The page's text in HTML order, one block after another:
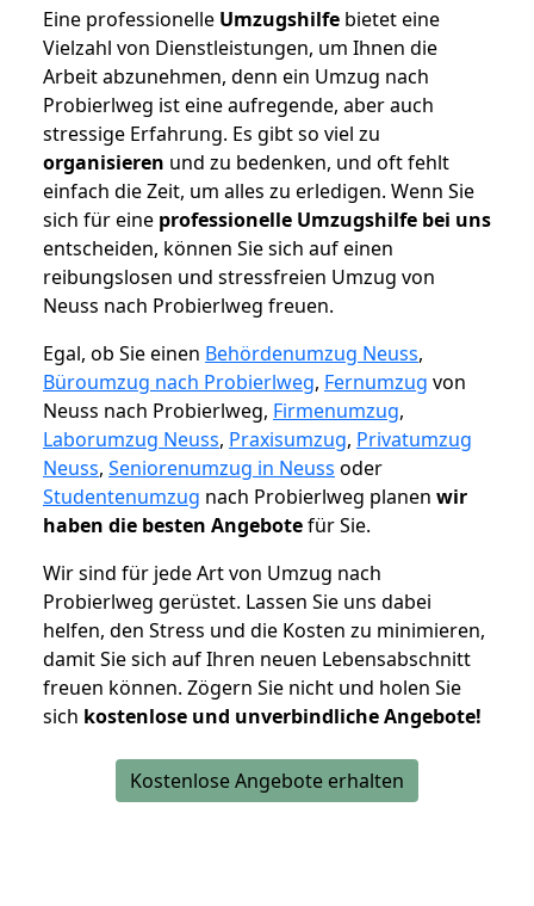
Eine professionelle Umzugshilfe bietet eine
Vielzahl von Dienstleistungen, um Ihnen die
Arbeit abzunehmen, denn ein Umzug nach
Probierlweg ist eine aufregende, aber auch
stressige Erfahrung. Es gibt so viel zu
organisieren und zu bedenken, und oft fehlt
einfach die Zeit, um alles zu erledigen. Wenn Sie
sich für eine professionelle Umzugshilfe bei uns
entscheiden, können Sie sich auf einen
reibungslosen und stressfreien Umzug von
Neuss nach Probierlweg freuen.
Egal, ob Sie einen Behördenumzug Neuss,
Büroumzug nach Probierlweg, Fernumzug von
Neuss nach Probierlweg, Firmenumzug,
Laborumzug Neuss, Praxisumzug, Privatumzug
Neuss, Seniorenumzug in Neuss oder
Studentenumzug nach Probierlweg planen wir
haben die besten Angebotefür Sie.
Wir sind für jede Art von Umzug nach
Probierlweg gerüstet. Lassen Sie uns dabei
helfen, den Stress und die Kosten zu minimieren,
damit Sie sich auf Ihren neuen Lebensabschnitt
freuen können. Zögern Sie nicht und holen Sie
sich kostenlose und unverbindliche Angebote!
Kostenlose Angebote erhalten